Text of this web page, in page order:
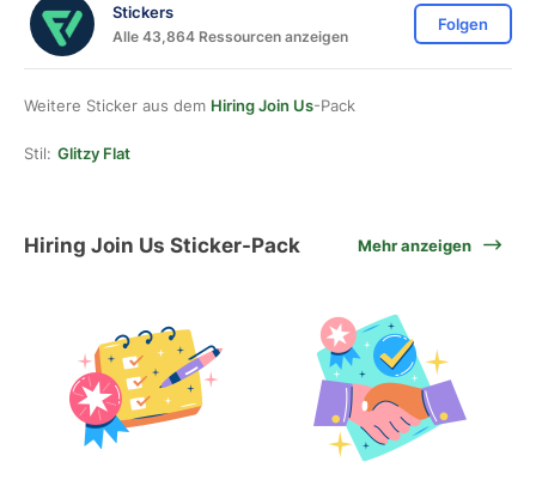
Stickers
Alle 43,864 Ressourcen anzeigen
Folgen
Weitere Sticker aus dem Hiring Join Us-Pack
Stil: Glitzy Flat
Hiring Join Us Sticker-Pack Mehr anzeigen